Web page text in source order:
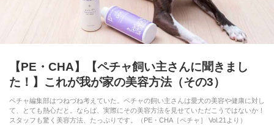
【PE・CHA】【ペチャ飼い主さんに聞きまし
た！】これが我が家の美容方法（その3）
ペチャ編集部はつねづね考えていた。ペチャの飼い主さんは愛犬の美容や健康に対し
て、とても熱心だと。ならば、実際にその美容方法を見せていただこうではないか！
スタッフも驚く美容方法、たっぷりです。（PE・CHA［ペチャ］ Vol.21より）